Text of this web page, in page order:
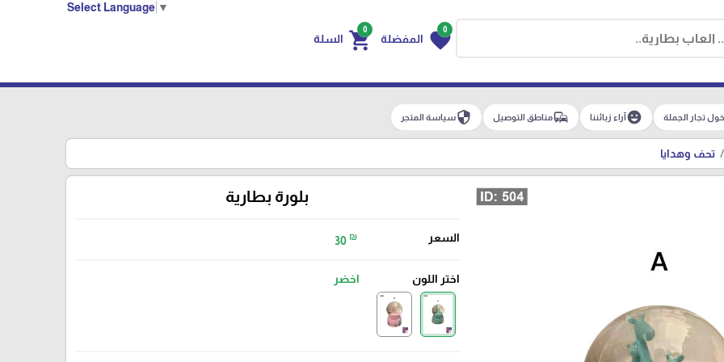
Select Language ▼
0
favorite المفضلة
0
shopping_cart السلة
تجار الجملة emoji_emotionsآراء زبائننا commuteمناطق التوصيل securityسياسة المتجر
تحف وهدايا
بلورة بطارية
السعر 30 ₪
اختر اللون اخضر